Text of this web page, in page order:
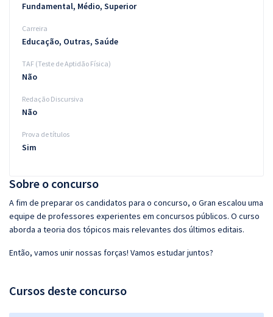
Sobre o concurso
A fim de preparar os candidatos para o concurso, o Gran escalou uma
equipe de professores experientes em concursos públicos. O curso
aborda a teoria dos tópicos mais relevantes dos últimos editais.
Então, vamos unir nossas forças! Vamos estudar juntos?
Cursos deste concurso
Fundamental, Médio, Superior
Carreira
Educação, Outras, Saúde
TAF (Teste de Aptidão Física)
Não
Redação Discursiva
Não
Prova de títulos
Sim